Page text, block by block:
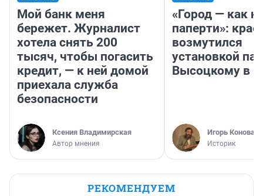
Мой банк меня
бережет. Журналист
хотела снять 200
тысяч, чтобы погасить
кредит, — к ней домой
приехала служба
безопасности
Ксения Владимирская
Автор мнения
«Город — как
паперти»:
возмутился
установкой
Высоцкому в
Игорь
Историк
РЕКОМЕНДУЕМ